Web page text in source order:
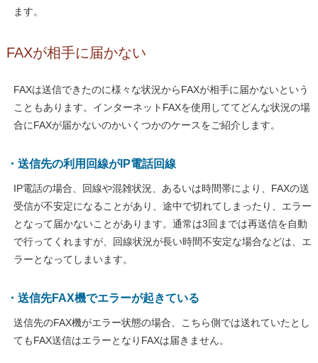
ます。
FAXが相手に届かない
FAXは送信できたのに様々な状況からFAXが相手に届かないという
こともあります。インターネットFAXを使用しててどんな状況の場
合にFAXが届かないのかいくつかのケースをご紹介します。
・送信先の利用回線がIP電話回線
IP電話の場合、回線や混雑状況、あるいは時間帯により、FAXの送
受信が不安定になることがあり、途中で切れてしまったり、エラー
となって届かないことがあります。通常は3回までは再送信を自動
で行ってくれますが、回線状況が長い時間不安定な場合などは、エ
ラーとなってしまいます。
・送信先FAX機でエラーが起きている
送信先のFAX機がエラー状態の場合、こちら側では送れていたとし
てもFAX送信はエラーとなりFAXは届きません。